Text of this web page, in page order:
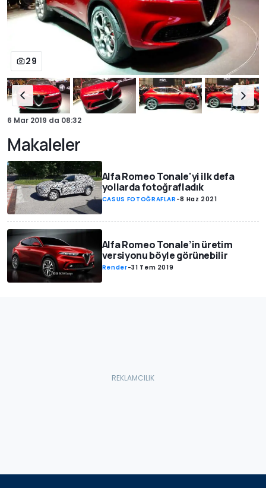
29
6 Mar 2019 da 08:32
Makaleler
Alfa Romeo Tonale'yi ilk defa
yollarda fotoğrafladık
CASUS FOTOĞRAFLAR -8 Haz 2021
Alfa Romeo Tonale’in üretim
versiyonu böyle görünebilir
Render-31 Tem 2019